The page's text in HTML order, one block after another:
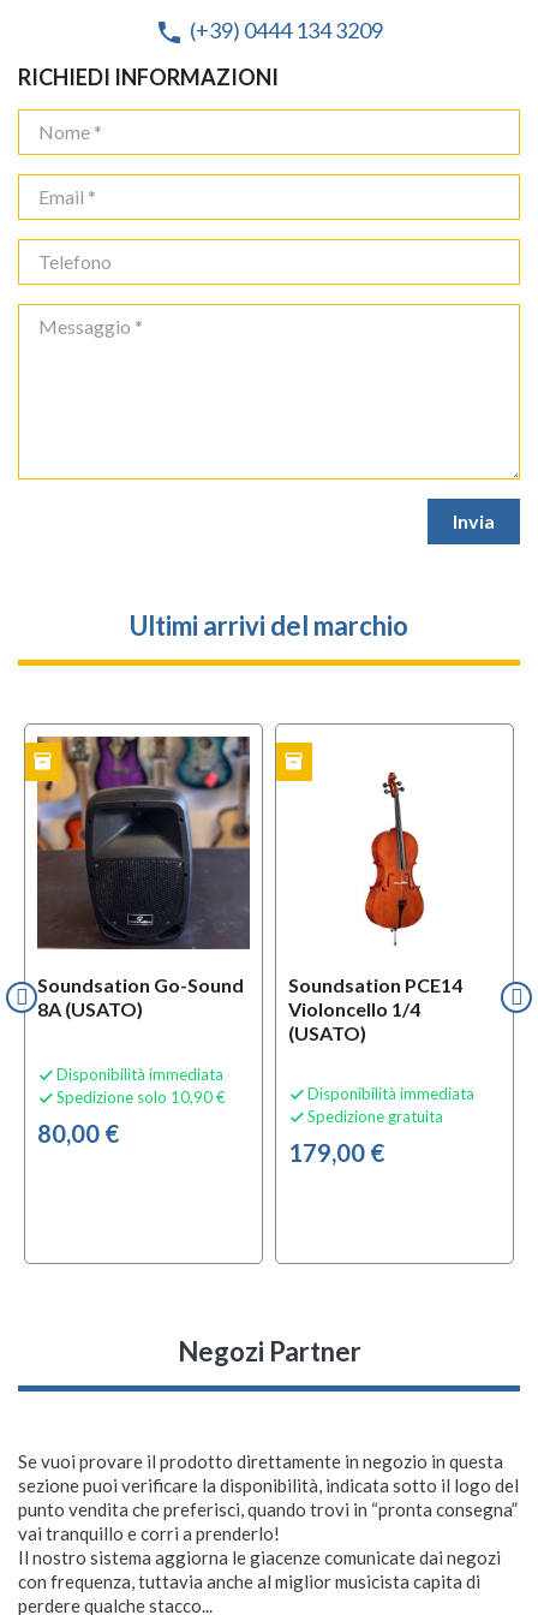
phone (+39) 0444 134 3209
RICHIEDI INFORMAZIONI
Ultimi arrivi del marchio
Soundsation Go-Sound
8A (USATO)
 Disponibilità immediata
 Spedizione solo 10,90 €
80,00 €
inventory
Soundsation PCE14
Violoncello 1/4
(USATO)
 Disponibilità immediata
 Spedizione gratuita
179,00 €
USATO inventory
Soundsation GO-
SOUND 8 Street
Cassa Attiva
34RDS
Soundsation Marisol
12NT
34BLS
Soundsation Marisol
44BLS
44SB
Soundsation
Suede_C_SKB
AC3P-IN
Soundsation Miomix
7LS
Mixer Analogico
Pianoforte Digitale
Negozi Partner
Se vuoi provare il prodotto direttamente in negozio in questa
sezione puoi verificare la disponibilità, indicata sotto il logo del
punto vendita che preferisci, quando trovi in “pronta consegna”
vai tranquillo e corri a prenderlo!
Il nostro sistema aggiorna le giacenze comunicate dai negozi
con frequenza, tuttavia anche al miglior musicista capita di
perdere qualche stacco...